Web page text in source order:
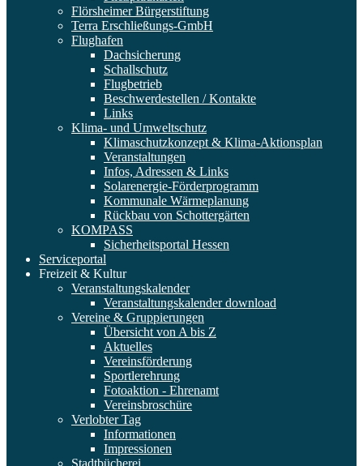
Flörsheimer Bürgerstiftung
Terra Erschließungs-GmbH
Flughafen
Dachsicherung
Schallschutz
Flugbetrieb
Beschwerdestellen / Kontakte
Links
Klima- und Umweltschutz
Klimaschutzkonzept & Klima-Aktionsplan
Veranstaltungen
Infos, Adressen & Links
Solarenergie-Förderprogramm
Kommunale Wärmeplanung
Rückbau von Schottergärten
KOMPASS
Sicherheitsportal Hessen
Serviceportal
Freizeit & Kultur
Veranstaltungskalender
Veranstaltungskalender download
Vereine & Gruppierungen
Übersicht von A bis Z
Aktuelles
Vereinsförderung
Sportlerehrung
Fotoaktion - Ehrenamt
Vereinsbroschüre
Verlobter Tag
Informationen
Impressionen
Stadtbücherei